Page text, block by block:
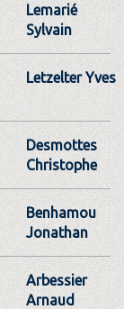
Lemarié
Sylvain
Letzelter Yves
Desmottes
Christophe
Benhamou
Jonathan
Arbessier
Arnaud